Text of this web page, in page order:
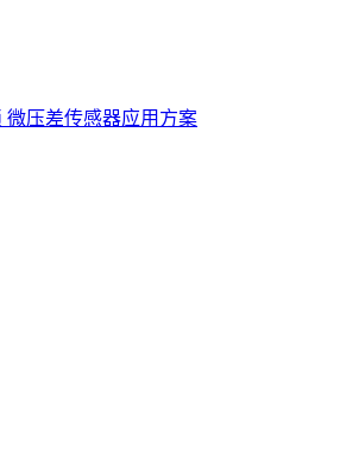
微压差传感器应用方案